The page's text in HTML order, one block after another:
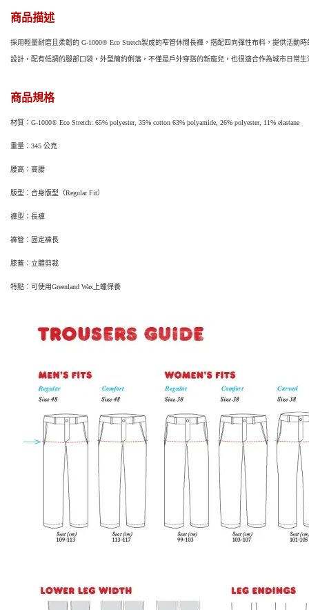
商品描述
採用輕量耐磨且柔韌的 G-1000® Eco Stretch製成的窄管休閒長褲，搭配四向彈性布料，提供活動
設計，配有低調的腿部口袋，外型簡約俐落，不僅是戶外穿搭的新寵兒，也很適合作為城市日常生
商品規格
材質：G-1000® Eco Stretch: 65% polyester, 35% cotton 63% polyamide, 26% polyester, 11% elastane
重量：345 公克
腰高：高腰
版型：合身版型（Regular Fit）
褲型：長褲
褲管：固定褲長
膝蓋：立體剪裁
特點：可使用Greenland Wax上蠟保養